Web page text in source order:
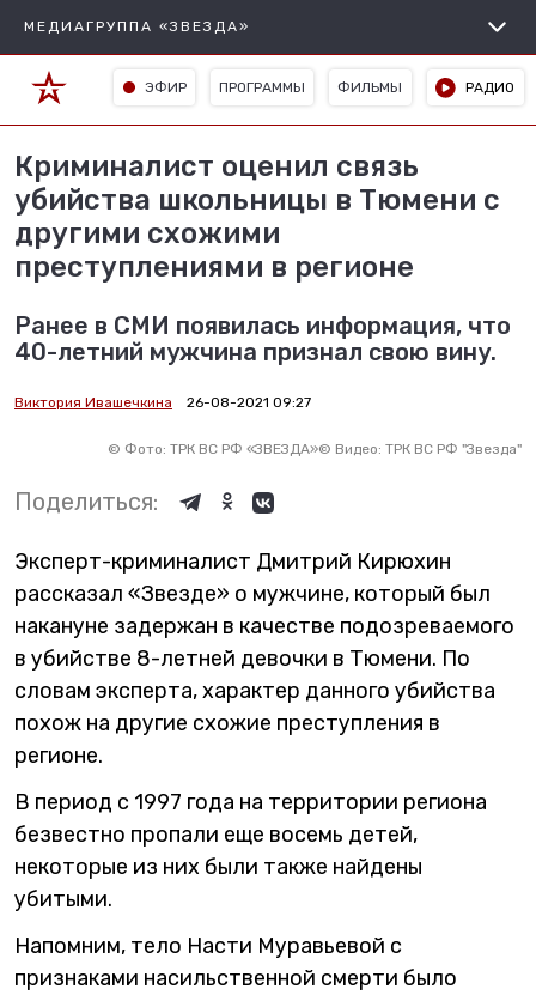
МЕДИАГРУППА «ЗВЕЗДА»
ЭФИР ПРОГРАММЫ ФИЛЬМЫ РАДИО
Криминалист оценил связь
убийства школьницы в Тюмени с
другими схожими
преступлениями в регионе
Ранее в СМИ появилась информация, что
40-летний мужчина признал свою вину.
Виктория Ивашечкина 26-08-2021 09:27
© Фото: ТРК ВС РФ «ЗВЕЗДА»© Видео: ТРК ВС РФ "Звезда"
Поделиться:
Эксперт-криминалист Дмитрий Кирюхин
рассказал «Звезде» о мужчине, который был
накануне задержан в качестве подозреваемого
в убийстве 8-летней девочки в Тюмени. По
словам эксперта, характер данного убийства
похож на другие схожие преступления в
регионе.
В период с 1997 года на территории региона
безвестно пропали еще восемь детей,
некоторые из них были также найдены
убитыми.
Напомним, тело Насти Муравьевой с
признаками насильственной смерти было